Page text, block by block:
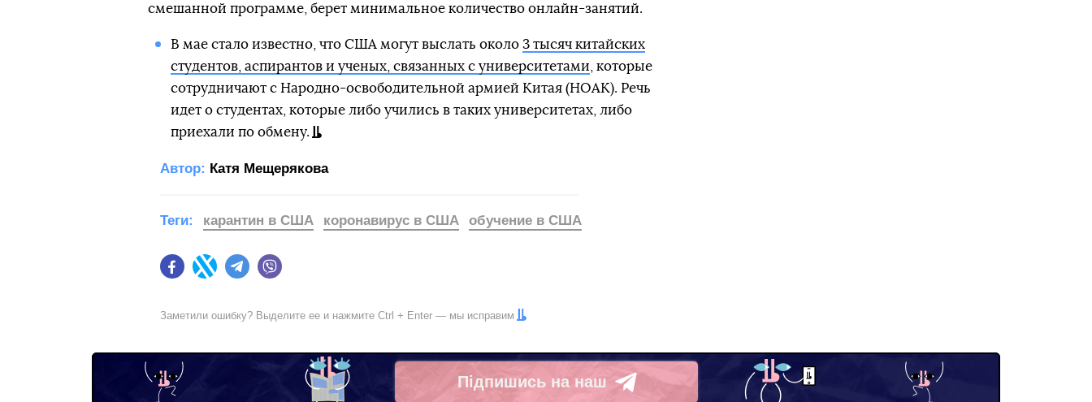
смешанной программе, берет минимальное количество онлайн-занятий.
В мае стало известно, что США могут выслать около 3 тысяч китайских
студентов, аспирантов и ученых, связанных с университетами , которые
сотрудничают с Народно-освободительной армией Китая (НОАК). Речь
идет о студентах, которые либо учились в таких университетах, либо
приехали по обмену.
Автор: Катя Мещерякова
FacebookTwitter Telegram
Теги: карантин в США коронавирус в США обучение в США
Заметили ошибку? Выделите ее и нажмите Ctrl + Enter — мы исправим
Підпишись на наш
Telegram